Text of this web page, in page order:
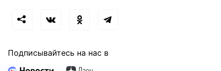
Подписывайтесь на нас в